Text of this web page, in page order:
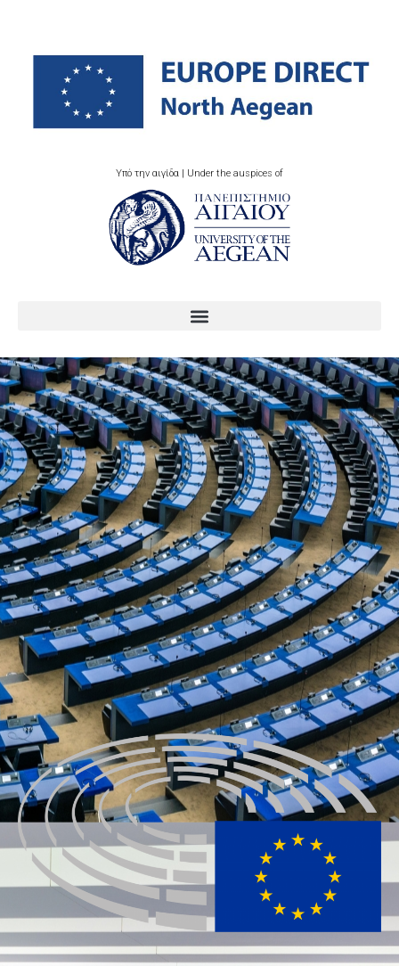
Υπό την αιγίδα | Under the auspices of